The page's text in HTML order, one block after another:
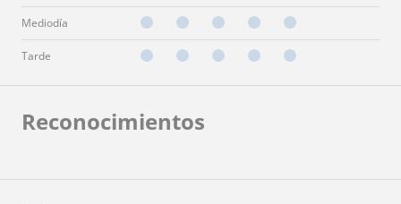
Mediodía
Tarde
Reconocimientos